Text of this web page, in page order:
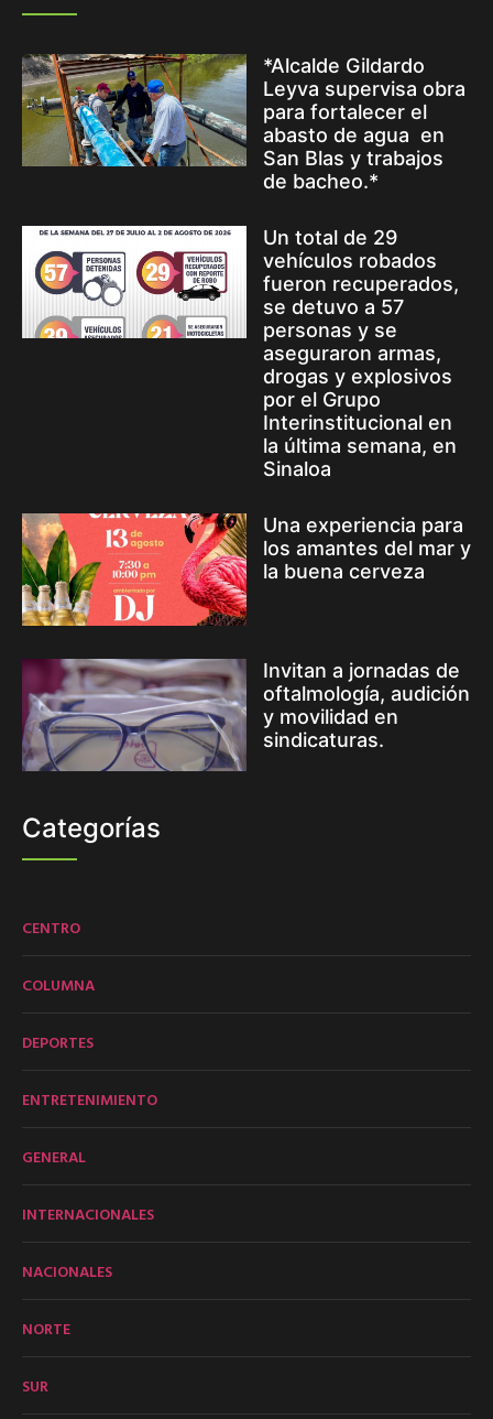
*Alcalde Gildardo
Leyva supervisa obra
para fortalecer el
abasto de agua en
San Blas y trabajos
de bacheo.*
Un total de 29
vehículos robados
fueron recuperados,
se detuvo a 57
personas y se
aseguraron armas,
drogas y explosivos
por el Grupo
Interinstitucional en
la última semana, en
Sinaloa
Una experiencia para
los amantes del mar y
la buena cerveza
Invitan a jornadas de
oftalmología, audición
y movilidad en
sindicaturas.
Categorías
CENTRO
COLUMNA
DEPORTES
ENTRETENIMIENTO
GENERAL
INTERNACIONALES
NACIONALES
NORTE
SUR